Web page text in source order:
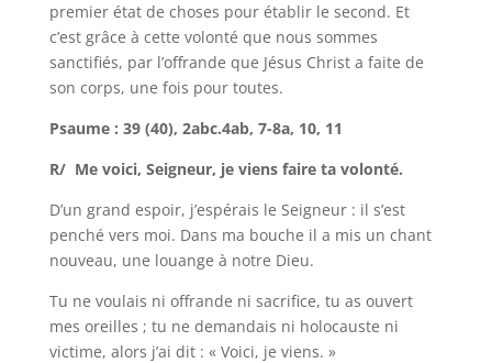
premier état de choses pour établir le second. Et
c’est grâce à cette volonté que nous sommes
sanctifiés, par l’offrande que Jésus Christ a faite de
son corps, une fois pour toutes.
Psaume : 39 (40), 2abc.4ab, 7-8a, 10, 11
R/ Me voici, Seigneur, je viens faire ta volonté.
D’un grand espoir, j’espérais le Seigneur : il s’est
penché vers moi. Dans ma bouche il a mis un chant
nouveau, une louange à notre Dieu.
Tu ne voulais ni offrande ni sacrifice, tu as ouvert
mes oreilles ; tu ne demandais ni holocauste ni
victime, alors j’ai dit : « Voici, je viens. »